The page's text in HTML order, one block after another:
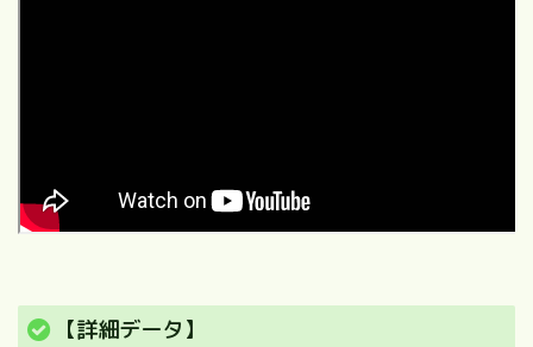
【詳細データ】